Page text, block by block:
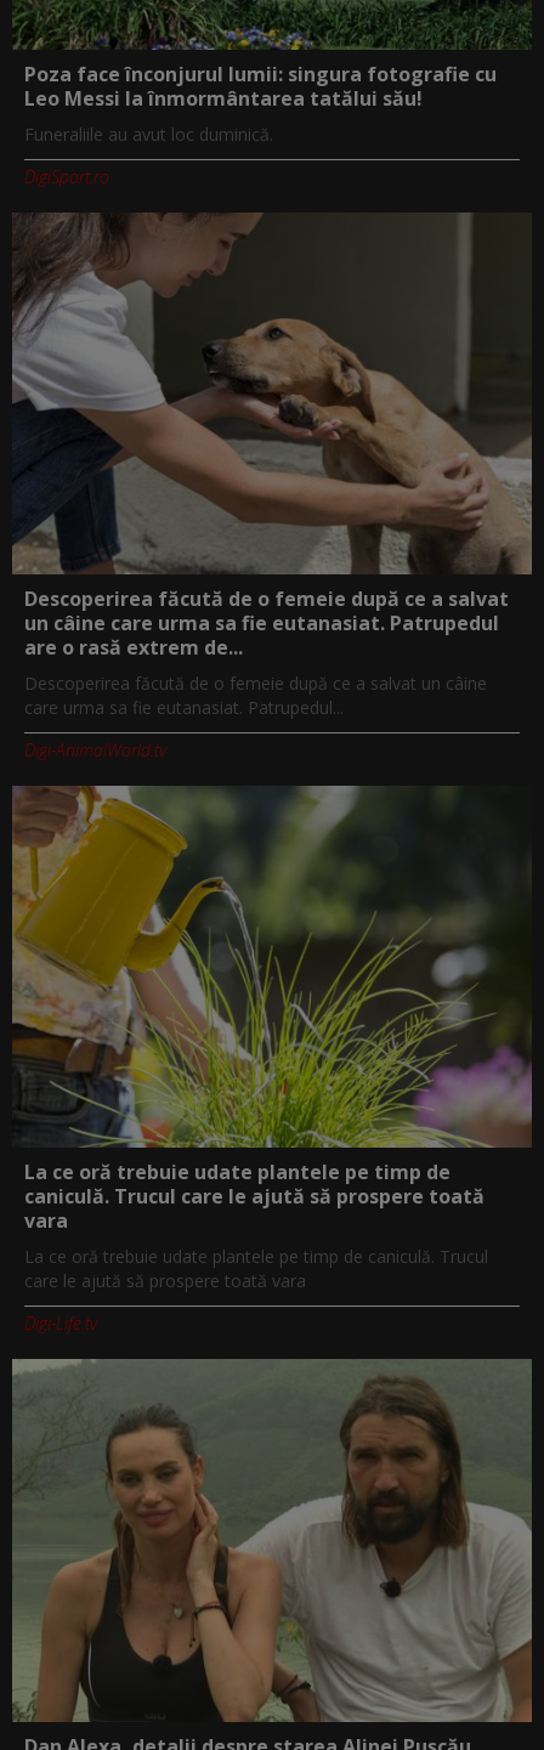
Poza face înconjurul lumii: singura fotografie cu
Leo Messi la înmormântarea tatălui său!
Funeraliile au avut loc duminică.
DigiSport.ro
Descoperirea făcută de o femeie după ce a salvat
un câine care urma sa fie eutanasiat. Patrupedul
are o rasă extrem de...
Descoperirea făcută de o femeie după ce a salvat un câine
care urma sa fie eutanasiat. Patrupedul...
Digi-AnimalWorld.tv
La ce oră trebuie udate plantele pe timp de
caniculă. Trucul care le ajută să prospere toată
vara
La ce oră trebuie udate plantele pe timp de caniculă. Trucul
care le ajută să prospere toată vara
Digi-Life.tv